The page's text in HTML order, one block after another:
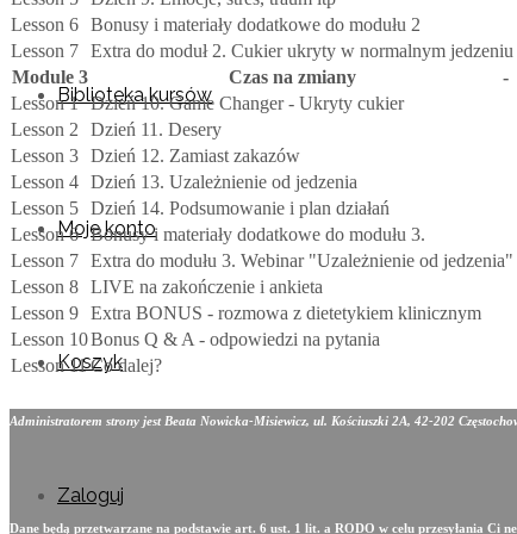
Biblioteka kursów
Moje konto
Koszyk
Zaloguj
Lesson 6 Bonusy i materiały dodatkowe do modułu 2
Lesson 7 Extra do moduł 2. Cukier ukryty w normalnym jedzeniu
Module 3
Czas na zmiany
-
Lesson 1 Dzień 10. Game Changer - Ukryty cukier
Lesson 2
Dzień 11. Desery
Lesson 3 Dzień 12. Zamiast zakazów
Lesson 4 Dzień 13. Uzależnienie od jedzenia
Lesson 5 Dzień 14. Podsumowanie i plan działań
Lesson 6 Bonusy i materiały dodatkowe do modułu 3.
Lesson 7 Extra do modułu 3. Webinar "Uzależnienie od jedzenia"
Lesson 8 LIVE na zakończenie i ankieta
Lesson 9 Extra BONUS - rozmowa z dietetykiem klinicznym
Lesson 10Bonus Q & A - odpowiedzi na pytania
Lesson 11Co dalej?
Administratorem strony jest Beata Nowicka-Misiewicz, ul. Kościuszki 2A, 42-202
Dane będą przetwarzane na podstawie art. 6 ust. 1 lit. a RODO w celu przesyłania Ci